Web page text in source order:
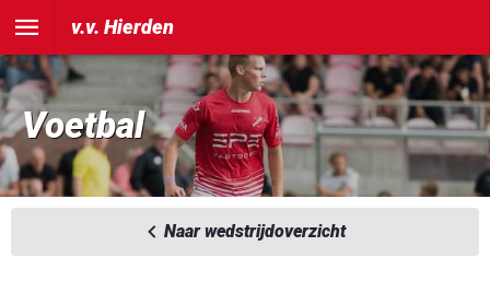
v.v. Hierden
Voetbal
Naar wedstrijdoverzicht